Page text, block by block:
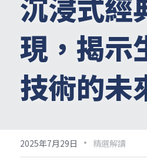
現，揭示
技術的未
2025年7月29日 · 精選解讀